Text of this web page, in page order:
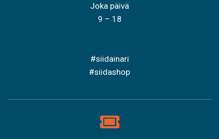
Joka päivä
9 – 18
#siidainari
#siidashop